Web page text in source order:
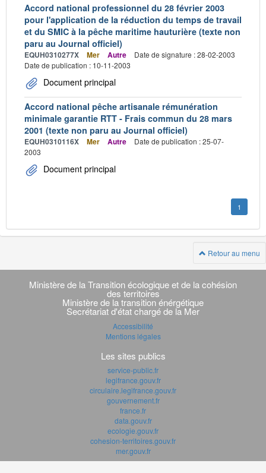
Accord national professionnel du 28 février 2003
pour l'application de la réduction du temps de travail
et du SMIC à la pêche maritime hauturière (texte non
paru au Journal officiel)
EQUH0310277X Mer Autre
Date de signature : 28-02-2003
Date de publication : 10-11-2003
Document principal
Accord national pêche artisanale rémunération
minimale garantie RTT - Frais commun du 28 mars
2001 (texte non paru au Journal officiel)
EQUH0310116X Mer Autre
Date de publication : 25-07-
2003
Document principal
1
Retour au menu
Navigation
transverse
Ministère de la Transition écologique et de la cohésion
des territoires
Ministère de la transition énérgétique
Secrétariat d'état chargé de la Mer
Accessibilité
Mentions légales
Les sites publics
service-public.fr
legifrance.gouv.fr
circulaire.legifrance.gouv.fr
gouvernement.fr
france.fr
data.gouv.fr
ecologie.gouv.fr
cohesion-territoires.gouv.fr
mer.gouv.fr